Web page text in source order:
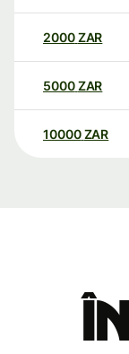
2000ZAR
5000ZAR
10000 ZAR